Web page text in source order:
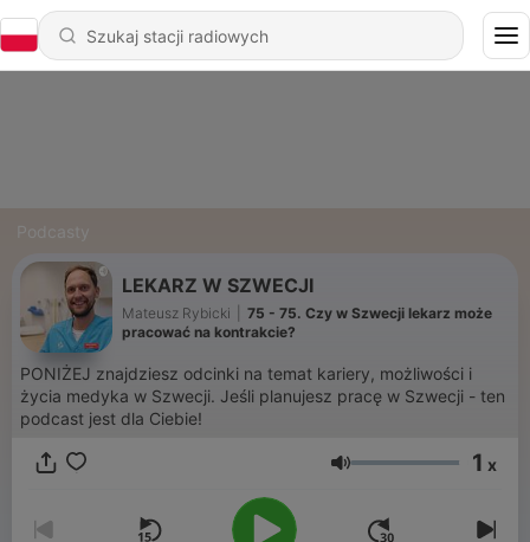
Podcasty
LEKARZ W SZWECJI
Mateusz Rybicki
75 - 75. Czy w Szwecji lekarz może
pracować na kontrakcie?
PONIŻEJ znajdziesz odcinki na temat kariery, możliwości i
życia medyka w Szwecji. Jeśli planujesz pracę w Szwecji - ten
podcast jest dla Ciebie!
Głośność 1 x